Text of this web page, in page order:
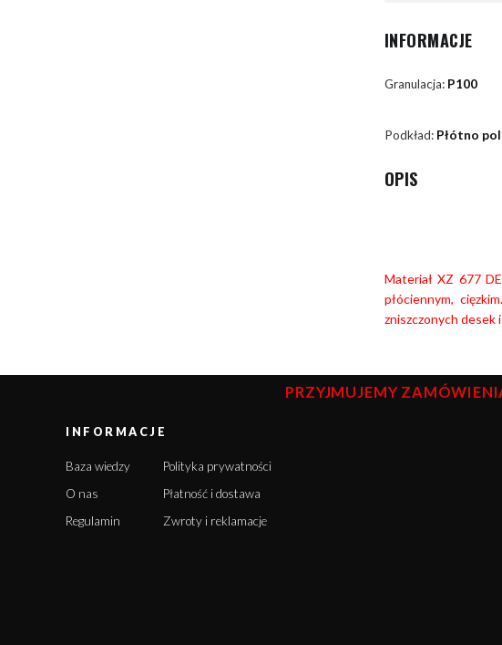
INFORMACJE
Granulacja: P100
Podkład: Płótno
OPIS
Materiał XZ 677
płóciennym,
zniszczonych desek
PRZYJMUJEMY
INFORMACJE
Baza wiedzy
O nas
Regulamin
Polityka prywatności
Płatność i dostawa
Zwroty i reklamacje